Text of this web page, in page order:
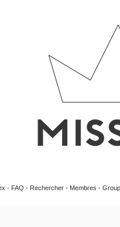
- FAQ - Rechercher- Membres -